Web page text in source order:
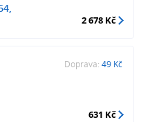
2 678 Kč
Doprava: 49 Kč
631 Kč